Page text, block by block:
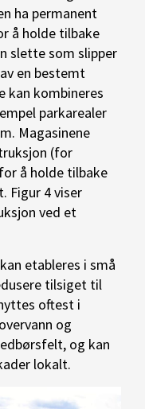
ha permanent
å holde tilbake
slette som slipper
en bestemt
kan kombineres
parkarealer
Magasinene
(for
å holde tilbake
Figur 4 viser
ved et
etableres i små
tilsiget til
oftest i
og
og kan
lokalt.